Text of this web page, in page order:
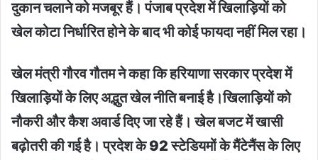
दुकान चलाने को मजबूर हैं। पंजाब प्रदेश में खिलाड़ियों को
खेल कोटा निर्धारित होने के बाद भी कोई फायदा नहीं मिल रहा।
खेल मंत्री गौरव गौतम ने कहा कि हरियाणा सरकार प्रदेश में
खिलाड़ियों के लिए अद्भुत खेल नीति बनाई है।खिलाड़ियों को
नौकरी और कैश अवार्ड दिए जा रहे हैं। खेल बजट में खासी
बढ़ोतरी की गई है। प्रदेश के 92 स्टेडियमों के मैंटेनैंस के लिए